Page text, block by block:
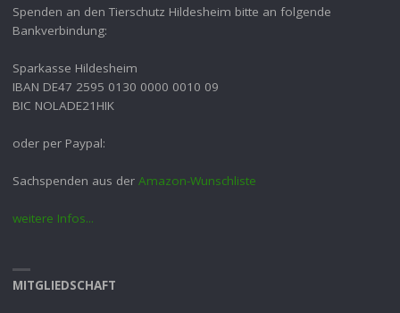
Spenden an den Tierschutz Hildesheim bitte an folgende
Bankverbindung:
Sparkasse Hildesheim
IBAN DE47 2595 0130 0000 0010 09
BIC NOLADE21HIK
oder per Paypal:
Sachspenden aus der Amazon-Wunschliste
weitere Infos...
MITGLIEDSCHAFT